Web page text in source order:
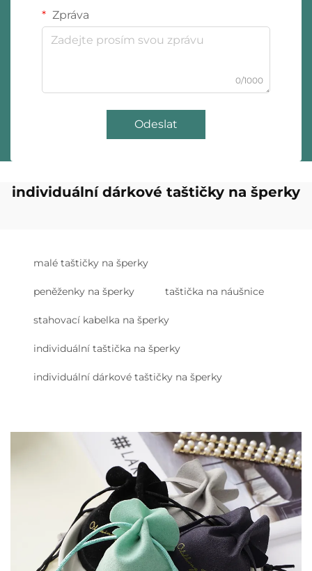
Zpráva
0/1000
Odeslat
individuální dárkové taštičky na šperky
malé taštičky na šperky
peněženky na šperky taštička na náušnice
stahovací kabelka na šperky
individuální taštička na šperky
individuální dárkové taštičky na šperky